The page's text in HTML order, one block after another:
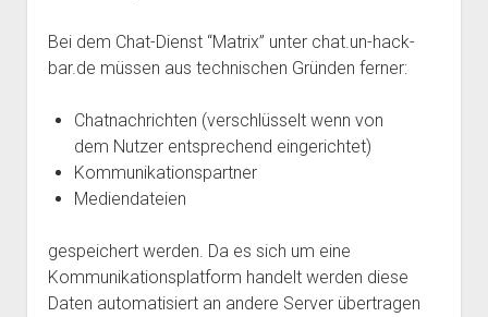
Bei dem Chat-Dienst “Matrix” unter chat.un-hack-
bar.de müssen aus technischen Gründen ferner:
Chatnachrichten (verschlüsselt wenn von
dem Nutzer entsprechend eingerichtet)
Kommunikationspartner
Mediendateien
gespeichert werden. Da es sich um eine
Kommunikationsplatform handelt werden diese
Daten automatisiert an andere Server übertragen